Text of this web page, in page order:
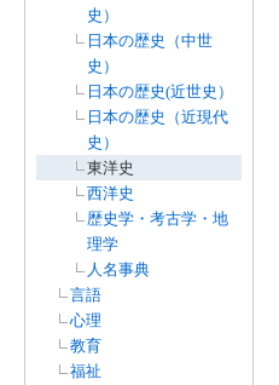
史）
日本の歴史（中世
史）
日本の歴史(近世史）
日本の歴史（近現代
史）
東洋史
西洋史
歴史学・考古学・地
理学
人名事典
言語
心理
教育
福祉